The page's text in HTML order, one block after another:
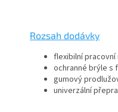
Rozsah dodávky
flexibilní pracovní
ochranné brýle s
gumový
univerzální